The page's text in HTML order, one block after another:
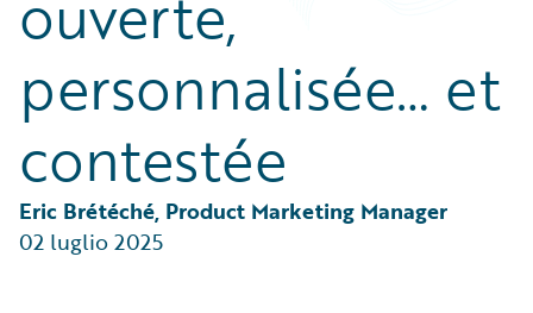
Partner Perspective
Technology
personnalisée… et
contestée
Eric Brétéché, Product Marketing Manager
02 luglio 2025